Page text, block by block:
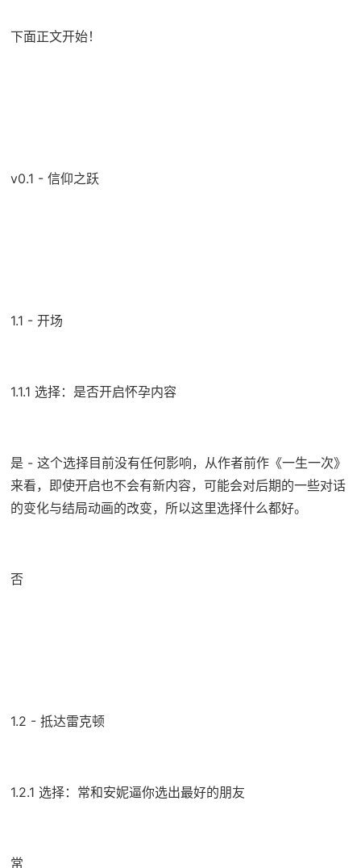
下面正文开始！
v0.1 - 信仰之跃
1.1 - 开场
1.1.1 选择：是否开启怀孕内容
是 - 这个选择目前没有任何影响，从作者前作《一生一次》
来看，即使开启也不会有新内容，可能会对后期的一些对话
的变化与结局动画的改变，所以这里选择什么都好。
否
1.2 - 抵达雷克顿
1.2.1 选择：常和安妮逼你选出最好的朋友
常